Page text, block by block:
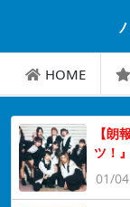
HOME
【朗
ツ！
01/